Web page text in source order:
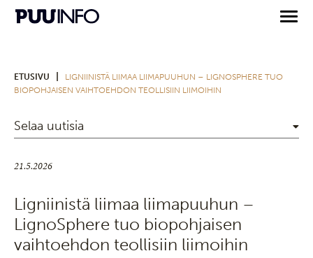
ETUSIVU
LIGNIINISTÄ LIIMAA LIIMAPUUHUN – LIGNOSPHERE TUO
BIOPOHJAISEN VAIHTOEHDON TEOLLISIIN LIIMOIHIN
Selaa uutisia
21.5.2026
Ligniinistä liimaa liimapuuhun –
LignoSphere tuo biopohjaisen
vaihtoehdon teollisiin liimoihin